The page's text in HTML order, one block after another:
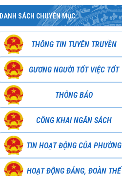
DANH SÁCH CHUYÊN MỤC
THÔNG TIN TUYÊN TRUYỀN
GƯƠNG NGƯỜI TỐT VIỆC TỐT
THÔNG BÁO
CÔNG KHAI NGÂN SÁCH
TIN HOẠT ĐỘNG CỦA PHƯỜNG
HOẠT ĐỘNG ĐẢNG, ĐOÀN THỂ